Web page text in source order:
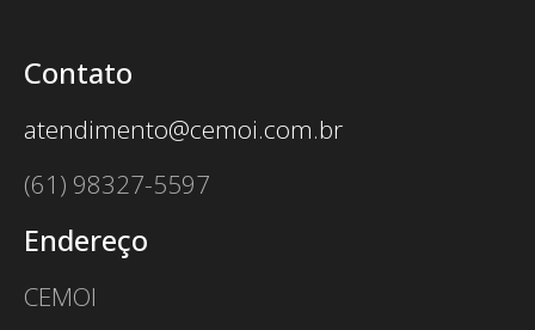
Contato
atendimento@cemoi.com.br
(61) 98327-5597
Endereço
CEMOI